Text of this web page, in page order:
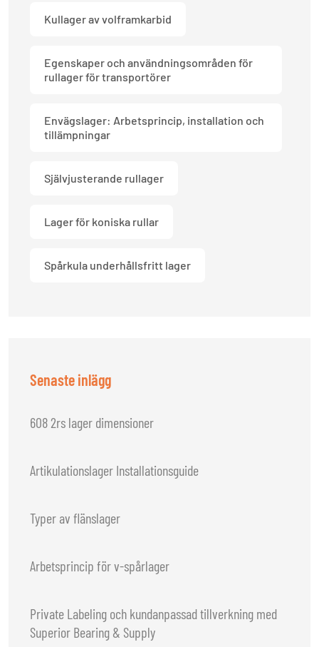
Kullager av volframkarbid
Egenskaper och användningsområden för
rullager för transportörer
Envägslager: Arbetsprincip, installation och
tillämpningar
Självjusterande rullager
Lager för koniska rullar
Spårkula underhållsfritt lager
Senaste inlägg
608 2rs lager dimensioner
Artikulationslager Installationsguide
Typer av flänslager
Arbetsprincip för v-spårlager
Private Labeling och kundanpassad tillverkning med
Superior Bearing & Supply